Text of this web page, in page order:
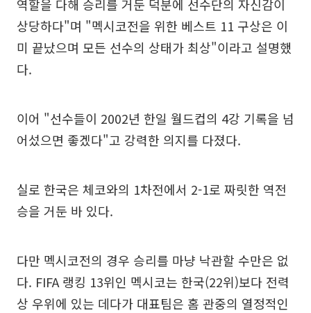
역할을 다해 승리를 거둔 덕분에 선수단의 자신감이
상당하다"며 "멕시코전을 위한 베스트 11 구상은 이
미 끝났으며 모든 선수의 상태가 최상"이라고 설명했
다.
이어 "선수들이 2002년 한일 월드컵의 4강 기록을 넘
어섰으면 좋겠다"고 강력한 의지를 다졌다.
실로 한국은 체코와의 1차전에서 2-1로 짜릿한 역전
승을 거둔 바 있다.
다만 멕시코전의 경우 승리를 마냥 낙관할 수만은 없
다. FIFA 랭킹 13위인 멕시코는 한국(22위)보다 전력
상 우위에 있는 데다가 대표팀은 홈 관중의 열정적인